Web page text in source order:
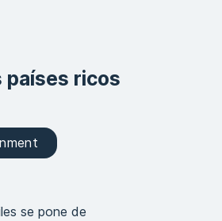
países ricos
se pone de